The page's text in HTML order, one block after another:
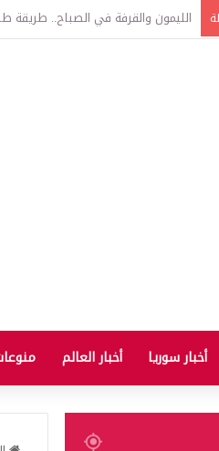
تفاصيل جديدة بعد توقيع اتفاقية
أخبار سوريا أخبار العالم